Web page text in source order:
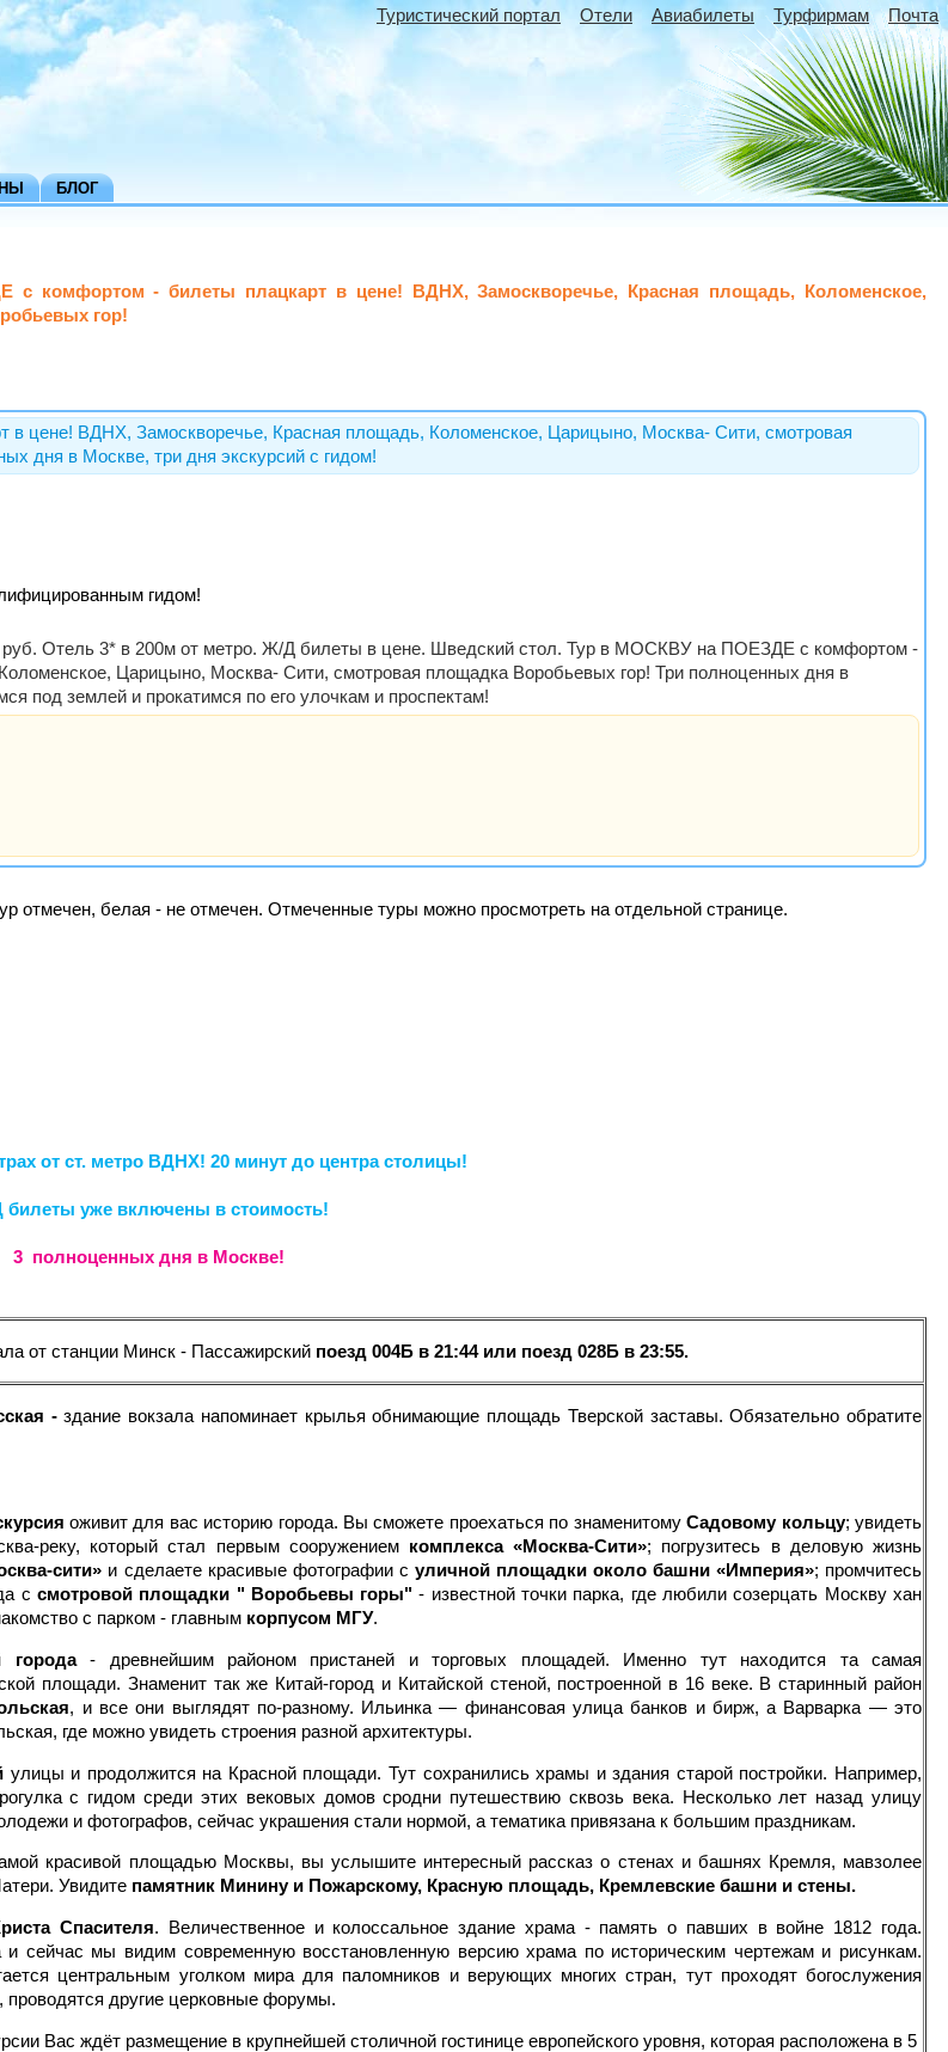
Туристический портал Отели Авиабилеты Турфирмам Почта
БЛОГ
комфортом - билеты плацкарт в цене! ВДНХ, Замоскворечье, Красная площадь, Коломенское,
гор!
ВДНХ, Замоскворечье, Красная площадь, Коломенское, Царицыно, Москва- Сити, смотровая
дня в Москве, три дня экскурсий с гидом!
гидом!
Отель 3* в 200м от метро. Ж/Д билеты в цене. Шведский стол. Тур в МОСКВУ на ПОЕЗДЕ с комфортом -
Царицыно, Москва- Сити, смотровая площадка Воробьевых гор! Три полноценных дня в
под землей и прокатимся по его улочкам и проспектам!
отмечен, белая - не отмечен. Отмеченные туры можно просмотреть на отдельной странице.
от ст. метро ВДНХ! 20 минут до центра столицы!
уже включены в стоимость!
3 полноценных дня в Москве!
от станции Минск - Пассажирский поезд 004Б в 21:44 или поезд 028Б в 23:55.
-здание вокзала напоминает крылья обнимающие площадь Тверской заставы. Обязательно обратите
оживит для вас историю города. Вы сможете проехаться по знаменитомуСадовому кольцу; увидеть
реку, который стал первым сооружением комплекса «Москва-Сити»; погрузитесь в деловую жизнь
сити» и сделаете красивые фотографии с уличной площадки около башни «Империя»; промчитесь
с смотровой площадки " Воробьевы горы" - известной точки парка, где любили созерцать Москву хан
с парком - главным корпусом МГУ.
города- древнейшим районом пристаней и торговых площадей. Именно тут находится та самая
площади. Знаменит так же Китай-город и Китайской стеной, построенной в 16 веке. В старинный район
, и все они выглядят по-разному. Ильинка — финансовая улица банков и бирж, а Варварка — это
где можно увидеть строения разной архитектуры.
улицы и продолжится на Красной площади. Тут сохранились храмы и здания старой постройки. Например,
с гидом среди этих вековых домов сродни путешествию сквозь века. Несколько лет назад улицу
и фотографов, сейчас украшения стали нормой, а тематика привязана к большим праздникам.
красивой площадью Москвы, вы услышите интересный рассказ о стенах и башнях Кремля, мавзолее
Увидите памятник Минину и Пожарскому, Красную площадь, Кремлевские башни и стены.
Спасителя. Величественное и колоссальное здание храма - память о павших в войне 1812 года.
сейчас мы видим современную восстановленную версию храма по историческим чертежам и рисункам.
центральным уголком мира для паломников и верующих многих стран, тут проходят богослужения
проводятся другие церковные форумы.
Вас ждёт размещение в крупнейшей столичной гостинице европейского уровня, которая расположена в 5